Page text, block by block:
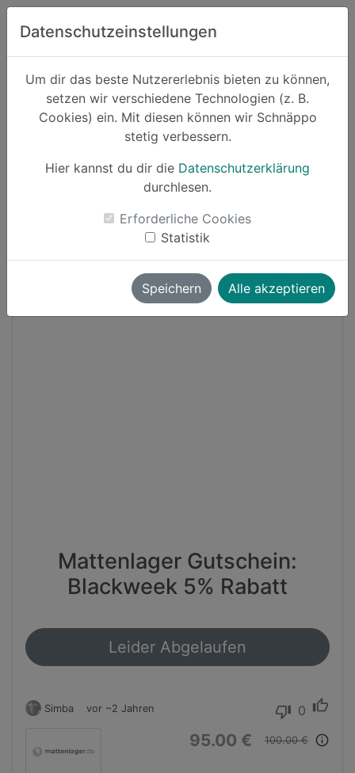
Zum Hauptinhalt springen
Datenschutzeinstellungen
Um dir das beste Nutzererlebnis bieten zu können,
setzen wir verschiedene Technologien (z. B.
Cookies) ein. Mit diesen können wir Schnäppo
stetig verbessern.
Hier kannst du dir die Datenschutzerklärung
durchlesen.
Erforderliche Cookies
Statistik
Speichern Alle akzeptieren
Suchen
Schnäppchen Wohnen
Black Friday Cashback
Mattenlager Gutschein:
Blackweek 5% Rabatt
Leider Abgelaufen
Simba vor ~2 Jahren thumb_down 0 thumb_up
95.00 € 100.00 € info_outline